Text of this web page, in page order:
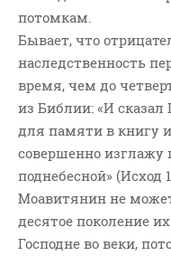
потомкам.
Бывает, что
наследственность
время, чем до
из Библии: «И
для памяти в книгу
совершенно
поднебесной»
Моавитянин не
десятое поколение
Господне во веки,